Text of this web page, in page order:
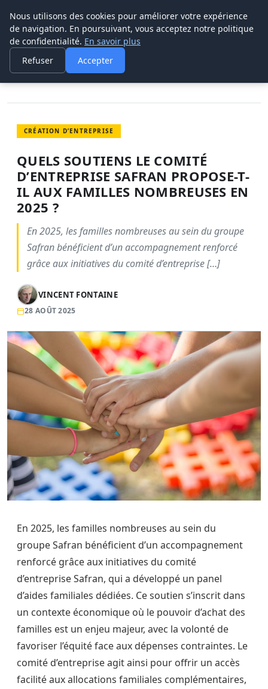
POUVOIR OUVRIER
ACCUEIL
CRÉATION D’ENTREPRISE
QUELS SOUTIENS LE COMITÉ D’ENTREPRISE SAFRAN PROPOSE-T-
CRÉATION D’ENTREPRISE
QUELS SOUTIENS LE COMITÉ
D’ENTREPRISE SAFRAN PROPOSE-T-
IL AUX FAMILLES NOMBREUSES EN
2025 ?
En 2025, les familles nombreuses au sein du groupe
Safran bénéficient d’un accompagnement renforcé
grâce aux initiatives du comité d’entreprise […]
VINCENT FONTAINE
28 AOÛT 2025
En 2025, les familles nombreuses au sein du
groupe Safran bénéficient d’un accompagnement
renforcé grâce aux initiatives du comité
d’entreprise Safran, qui a développé un panel
d’aides familiales dédiées. Ce soutien s’inscrit dans
un contexte économique où le pouvoir d’achat des
familles est un enjeu majeur, avec la volonté de
favoriser l’équité face aux dépenses contraintes. Le
comité d’entreprise agit ainsi pour offrir un accès
facilité aux allocations familiales complémentaires,
Nous utilisons des cookies pour améliorer votre expérience
de navigation. En poursuivant, vous acceptez notre politique
de confidentialité. En savoir plus
Refuser
Accepter